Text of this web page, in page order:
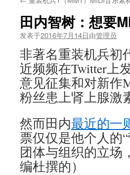
田内智树：想要
发表于2016年7月14日由管理员
非著名重装机兵
近频频在Twitter上
意见征集和对新作
粉丝患上肾上腺激
然而田内最近的一
票仅仅是他个人的
团体与组织的立场
编杜撰的）